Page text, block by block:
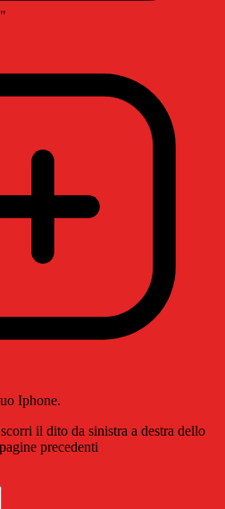
Iphone.
il dito da sinistra a destra dello
precedenti